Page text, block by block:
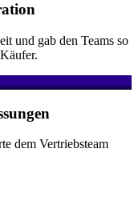
und gab den Teams so
dem Vertriebsteam